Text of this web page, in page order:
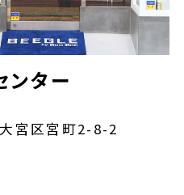
ンター
宮区宮町2-8-2